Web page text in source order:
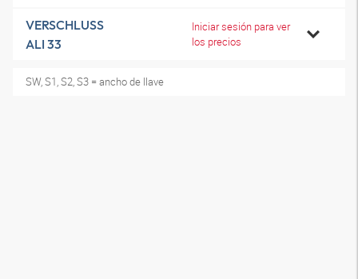
VERSCHLUSS
ALI 33
Iniciar sesión para ver
los precios
SW, S1, S2, S3 = ancho de llave